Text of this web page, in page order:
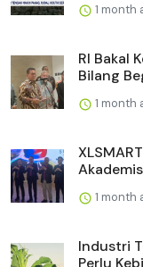
1 month
RI Bakal
Bilang
1 month
1 month
Industri
Perlu